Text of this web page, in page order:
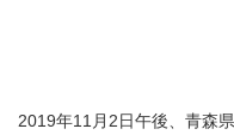
2019年11月2日午後、青森